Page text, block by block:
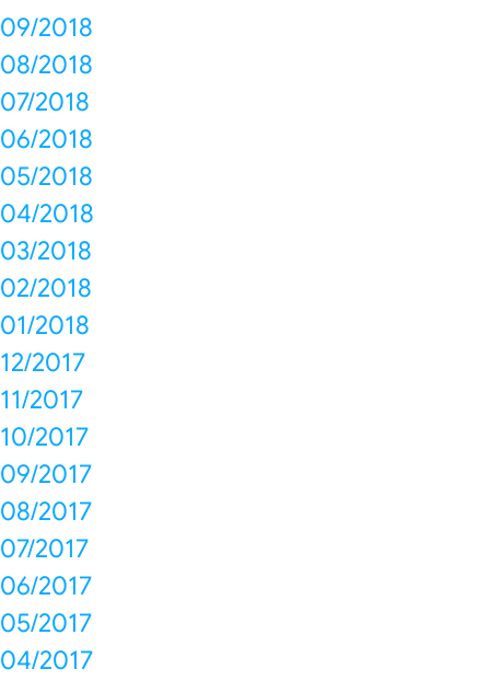
09/2018
08/2018
07/2018
06/2018
05/2018
04/2018
03/2018
02/2018
01/2018
12/2017
11/2017
10/2017
09/2017
08/2017
07/2017
06/2017
05/2017
04/2017